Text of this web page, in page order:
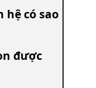
hệ có sao
được